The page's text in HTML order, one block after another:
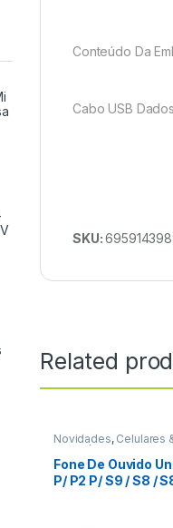
Conteúdo Da
Cabo USB
SKU:
Related
Novidades, Celulares
Acessórios
Fone De Ouvido
P/ P2 P/ S9 / S8 /